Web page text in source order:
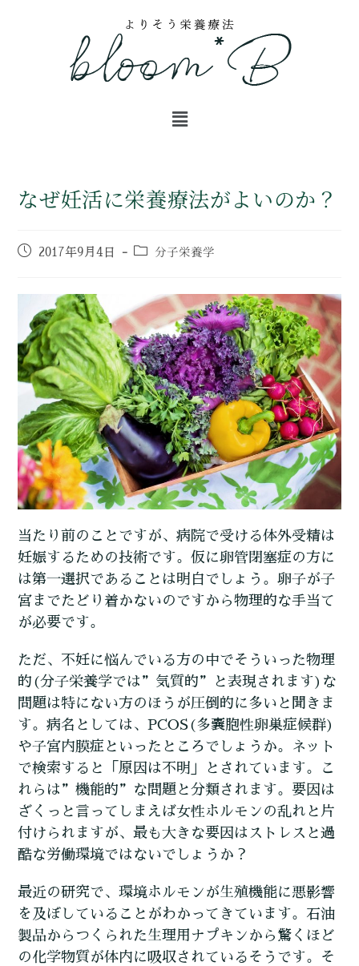
なぜ妊活に栄養療法がよいのか？
2017年9月4日 分子栄養学
当たり前のことですが、病院で受ける体外受精は
妊娠するための技術です。仮に卵管閉塞症の方に
は第一選択であることは明白でしょう。卵子が子
宮までたどり着かないのですから物理的な手当て
が必要です。
ただ、不妊に悩んでいる方の中でそういった物理
的(分子栄養学では”気質的”と表現されます)な
問題は特にない方のほうが圧倒的に多いと聞きま
す。病名としては、PCOS(多嚢胞性卵巣症候群)
や子宮内膜症といったところでしょうか。ネット
で検索すると「原因は不明」とされています。こ
れらは”機能的”な問題と分類されます。要因は
ざくっと言ってしまえば女性ホルモンの乱れと片
付けられますが、最も大きな要因はストレスと過
酷な労働環境ではないでしょうか？
最近の研究で、環境ホルモンが生殖機能に悪影響
を及ぼしていることがわかってきています。石油
製品からつくられた生理用ナプキンから驚くほど
の化学物質が体内に吸収されているそうです。そ